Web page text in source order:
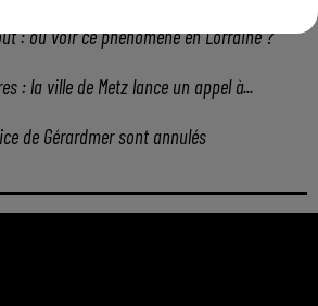
: où voir ce phénomène en Lorraine ?
: la ville de Metz lance un appel à...
de Gérardmer sont annulés